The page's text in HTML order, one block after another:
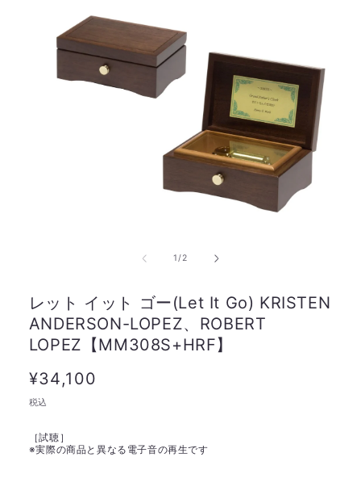
1/の
2
レット イット ゴー(Let It Go) KRISTEN
ANDERSON-LOPEZ、ROBERT
LOPEZ【MM308S+HRF】
通
常
格
¥34,100
税込
［試聴］
※実際の商品と異なる電子音の再生です